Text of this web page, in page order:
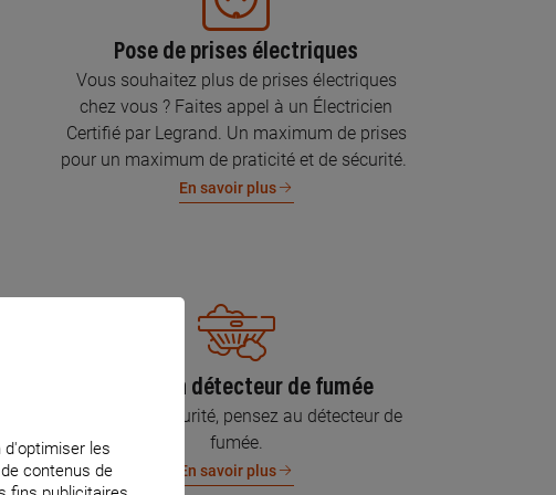
Pose de prises électriques
Vous souhaitez plus de prises électriques
chez vous ? Faites appel à un Électricien
Certifié par Legrand. Un maximum de prises
pour un maximum de praticité et de sécurité.
En savoir plus
Pose d’un détecteur de fumée
Pour votre sécurité, pensez au détecteur de
fumée.
En savoir plus
les
contenus de